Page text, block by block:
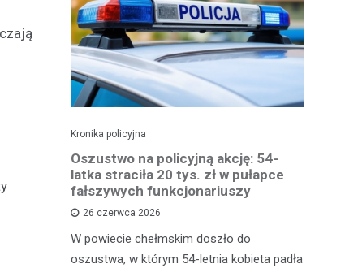
Kronika policyjna
Oszustwo na policyjną akcję: 54-
latka straciła 20 tys. zł w pułapce
fałszywych funkcjonariuszy
26 czerwca 2026
W powiecie chełmskim doszło do
oszustwa, w którym 54-letnia kobieta padła